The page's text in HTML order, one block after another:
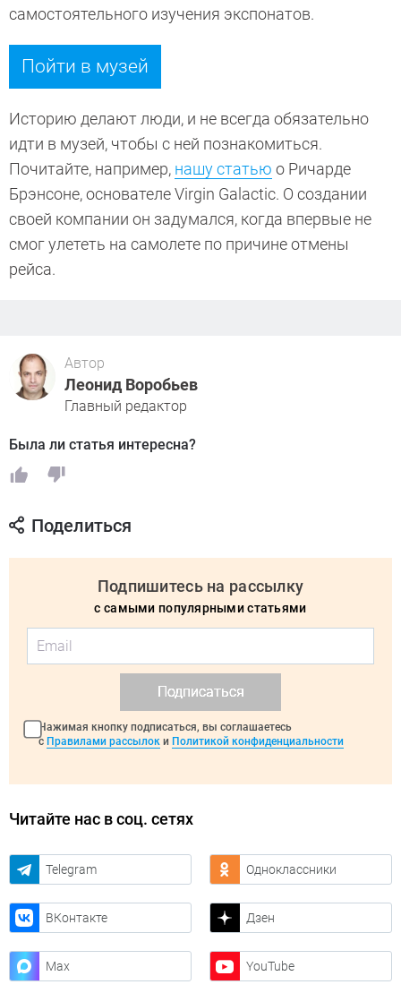
самостоятельного изучения экспонатов.
Пойти в музей
Историю делают люди, и не всегда обязательно
идти в музей, чтобы с ней познакомиться.
Почитайте, например, нашу статью о Ричарде
Брэнсоне, основателе Virgin Galactic. О создании
своей компании он задумался, когда впервые не
смог улететь на самолете по причине отмены
рейса.
Автор
Леонид Воробьев
Главный редактор
Была ли статья интересна?
Поделиться
Подпишитесь на рассылку
с самыми популярными статьями
Подписаться
Нажимая кнопку подписаться, вы соглашаетесь
с Правилами рассылок и Политикой конфиденциальности
Читайте нас в соц. сетях
Telegram Одноклассники
ВКонтакте Дзен
Max YouTube